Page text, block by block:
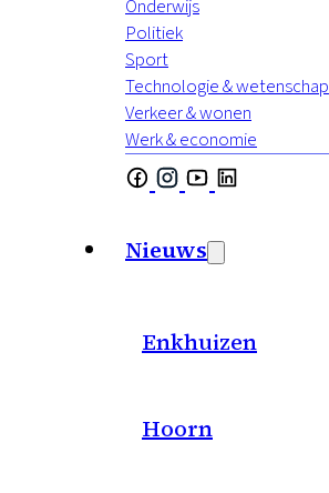
Onderwijs
Politiek
Sport
Technologie & wetenschap
Verkeer & wonen
Werk & economie
Nieuws
Enkhuizen
Hoorn